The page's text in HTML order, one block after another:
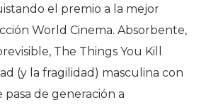
el premio a la mejor
World Cinema. Absorbente,
The Things You Kill
(y la fragilidad) masculina con
de generación a